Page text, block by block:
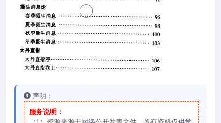
声明：
服务说明：